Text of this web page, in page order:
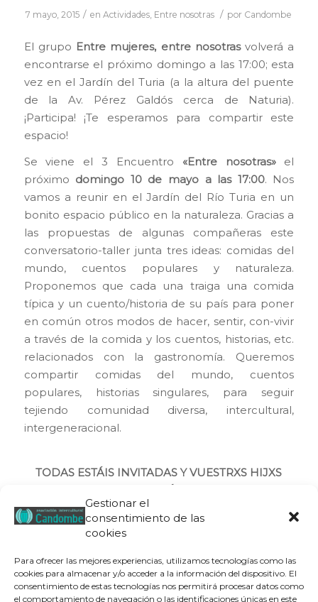
Gestionar el
consentimiento de las
cookies
Para ofrecer las mejores experiencias, utilizamos tecnologías como las
cookies para almacenar y/o acceder a la información del dispositivo. El
consentimiento de estas tecnologías nos permitirá procesar datos como
el comportamiento de navegación o las identificaciones únicas en este
7 mayo, 2015 / enActividades, Entre nosotras / por Candombe
El grupo Entre mujeres, entre nosotrasvolverá a
encontrarse el próximo domingo a las 17:00; esta
vez en el Jardín del Turia (a la altura del puente
de la Av. Pérez Galdós cerca de Naturia).
¡Participa! ¡Te esperamos para compartir este
espacio!
Se viene el 3 Encuentro «Entre nosotras»el
próximo domingo 10 de mayo a las 17:00. Nos
vamos a reunir en el Jardín del Río Turia en un
bonito espacio público en la naturaleza. Gracias a
las propuestas de algunas compañeras este
conversatorio-taller junta tres ideas: comidas del
mundo, cuentos populares y naturaleza.
Proponemos que cada una traiga una comida
típica y un cuento/historia de su país para poner
en común otros modos de hacer, sentir, con-vivir
a través de la comida y los cuentos, historias, etc.
relacionados con la gastronomía. Queremos
compartir comidas del mundo, cuentos
populares, historias singulares, para seguir
tejiendo comunidad diversa, intercultural,
intergeneracional.
TODAS ESTÁIS INVITADAS Y VUESTRXS HIJXS
En el
http://mujeresconviviendo.blogspot.com.es/
anteriores y reflexiones en torno a ellos.